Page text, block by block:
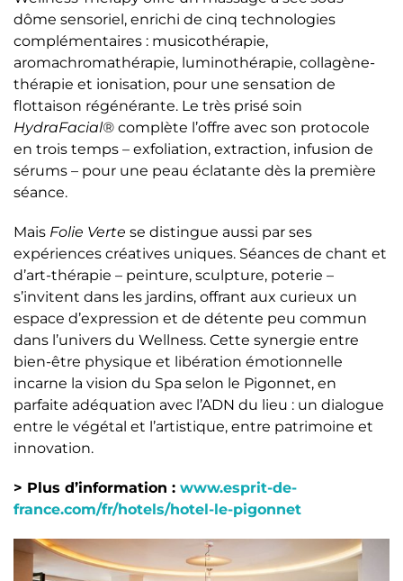
dôme sensoriel, enrichi de cinq technologies
complémentaires : musicothérapie,
aromachromathérapie, luminothérapie, collagène-
thérapie et ionisation, pour une sensation de
flottaison régénérante. Le très prisé soin
HydraFacial® complète l’offre avec son protocole
en trois temps – exfoliation, extraction, infusion de
sérums – pour une peau éclatante dès la première
séance.
Mais Folie Verte se distingue aussi par ses
expériences créatives uniques. Séances de chant et
d’art-thérapie – peinture, sculpture, poterie –
s’invitent dans les jardins, offrant aux curieux un
espace d’expression et de détente peu commun
dans l’univers du Wellness. Cette synergie entre
bien-être physique et libération émotionnelle
incarne la vision du Spa selon le Pigonnet, en
parfaite adéquation avec l’ADN du lieu : un dialogue
entre le végétal et l’artistique, entre patrimoine et
innovation.
> Plus d’information : www.esprit-de-
france.com/fr/hotels/hotel-le-pigonnet